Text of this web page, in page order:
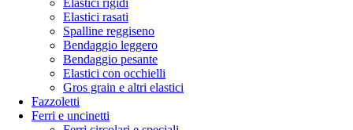
Elastici rigidi
Elastici rasati
Spalline reggiseno
Bendaggio leggero
Bendaggio pesante
Elastici con occhielli
Gros grain e altri elastici
Fazzoletti
Ferri e uncinetti